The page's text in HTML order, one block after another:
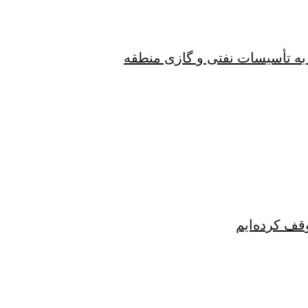
تأسیسات نفتی و گازی منطقه
کرده‌ایم